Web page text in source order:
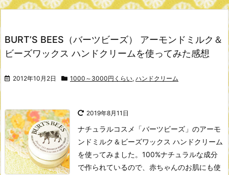
BURT’S BEES（バーツビーズ） アーモンドミルク＆
ビーズワックス ハンドクリームを使ってみた感想
2012年10月2日 1000～3000円くらい, ハンドクリーム
2019年8月11日
ナチュラルコスメ「バーツビーズ」のアーモ
ンドミルク＆ビーズワックス ハンドクリーム
を使ってみました。 100%ナチュラルな成分
で作られているので、赤ちゃんのお肌にも使